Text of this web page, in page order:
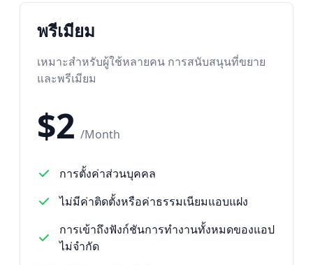
พรีเมียม
เหมาะสำหรับผู้ใช้หลายคน การสนับสนุนที่ขยาย
และพรีเมียม
$2 /Month
การตั้งค่าส่วนบุคคล
ไม่มีค่าติดตั้งหรือค่าธรรมเนียมแอบแฝง
การเข้าถึงฟังก์ชันการทำงานทั้งหมดของแอป
ไม่จำกัด